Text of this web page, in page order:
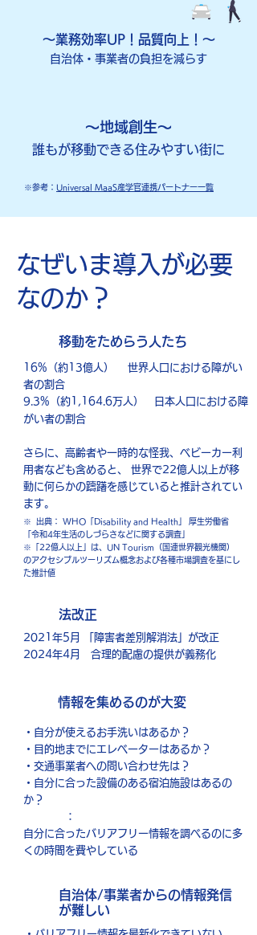
​～業務効率UP！品質向上！～
自治体・​事業者の負担を減らす
～地域創生～
​誰もが移動できる住みやすい街に
※参考： Universal MaaS産学官連携パートナー一覧
なぜいま導入が必要
なのか？
移動をためらう人たち
16%（約13億人） 世界人口における障がい
者の割合
9.3%（約1,164.6万人） 日本人口における障
がい者の割合
さらに、高齢者や一時的な怪我、ベビーカー利
用者なども含めると、 世界で22億人以上が移
動に何らかの躊躇を感じていると推計されてい
ます。
※ 出典： WHO「Disability and Health」 厚生労働省
「令和4年生活のしづらさなどに関する調査」
※「22億人以上」は、UN Tourism（国連世界観光機関）
のアクセシブルツーリズム概念および各種市場調査を基にし
た推計値
​法改正
2021年5月 「障害者差別解消法」が改正
2024年4月 合理的配慮の提供が義務化
情報を集めるのが大変
・自分が使えるお手洗いはあるか ？
・目的地までにエレベーターはあるか？
・交通事業者への問い合わせ先は？
​・自分に合った設備のある宿泊施設はあるの
か？
：
自分に合ったバリアフリー情報を調べるのに多
くの時間を費やしている
自治体/事業者からの情報発信
が難しい